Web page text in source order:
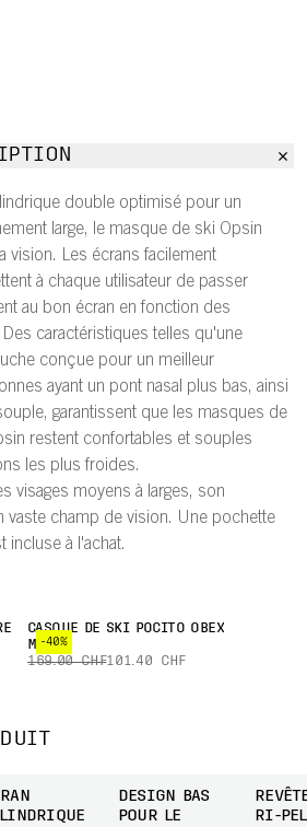
double optimisé pour un
large, le masque de ski Opsin
vision. Les écrans facilement
à chaque utilisateur de passer
au bon écran en fonction des
caractéristiques telles qu'une
conçue pour un meilleur
ayant un pont nasal plus bas, ainsi
garantissent que les masques de
restent confortables et souples
les plus froides.
visages moyens à larges, son
vaste champ de vision. Une pochette
incluse à l'achat.
-40%
CASQUE DE SKI POCITO OBEX
MIPS
169.00 CHF101.40 CHF
DESIGN BAS
POUR LE
RI-PEL